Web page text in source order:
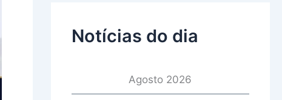
Notícias do dia
Agosto 2026